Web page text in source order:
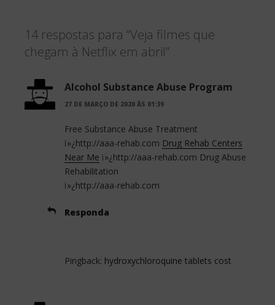
e
b
o
o
k
t
t
r
r
14 respostas para “Veja filmes que
chegam à Netflix em abril”
Alcohol Substance Abuse Program
27 DE MARÇO DE 2020 ÀS 01:39
Free Substance Abuse Treatment
ï»¿http://aaa-rehab.com Drug Rehab Centers
Near Me ï»¿http://aaa-rehab.com Drug Abuse
Rehabilitation
ï»¿http://aaa-rehab.com
Responda
Pingback: hydroxychloroquine tablets cost